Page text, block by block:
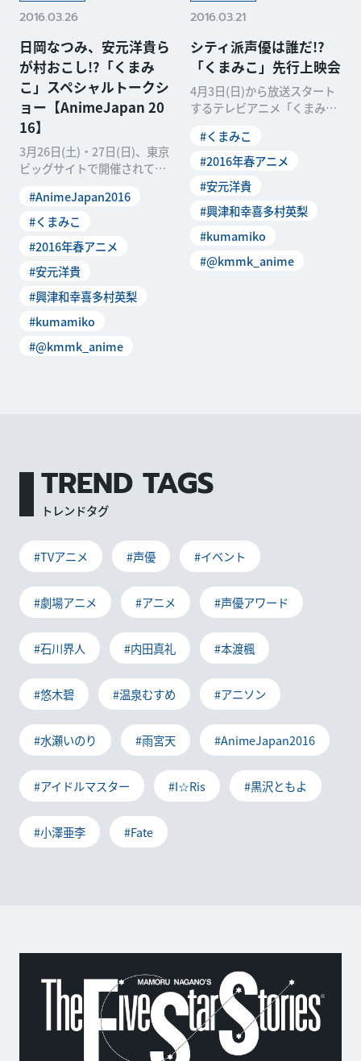
2016.03.26
日岡なつみ、安元洋貴ら
が村おこし!?「くまみ
こ」スペシャルトークシ
ョー【AnimeJapan 20
16】
3月26日(土)・27日(日)、東京
ビッグサイトで開催されてい
ト「Anim
#AnimeJapan2016
#くまみこ
#2016年春アニメ
#安元洋貴
#興津和幸喜多村英梨
#kumamiko
#@kmmk_anime
2016.03.21
シティ派声優は誰だ!?
「くまみこ」先行上映会
4月3日(日)から放送スタート
するテレビアニメ「くまみ
月5日(土)、東京・
#くまみこ
#2016年春アニメ
#安元洋貴
#興津和幸喜多村英梨
#kumamiko
#@kmmk_anime
TREND TAGS
トレンドタグ
#TVアニメ #声優 #イベント
#劇場アニメ #アニメ #声優アワード
#石川界人 #内田真礼 #本渡楓
#悠木碧 #温泉むすめ #アニソン
#水瀬いのり #雨宮天 #AnimeJapan2016
#アイドルマスター #I☆Ris #黒沢ともよ
#小澤亜李 #Fate